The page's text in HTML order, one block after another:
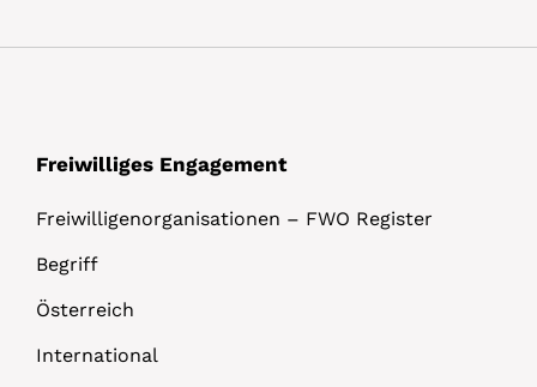
Freiwilliges Engagement
Freiwilligenorganisationen – FWO Register
Begriff
Österreich
International